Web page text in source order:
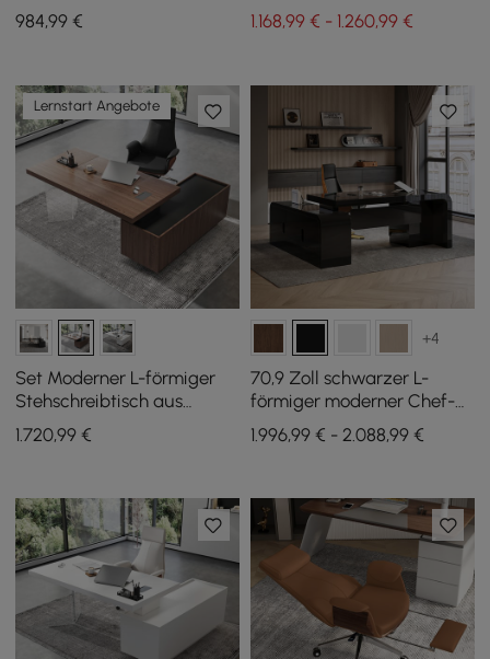
984,99 €
Schreibtischstuhl aus
Leder, 1800 mm, industriell
1.168,99 € - 1.260,99 €
Lernstart Angebote
Set Moderner L-förmiger
Stehschreibtisch aus
Nussbaumholz und
verstellbarem
(71,5 Zoll)
1.720,99 €
+4
70,9 Zoll schwarzer L-
förmiger moderner Chef-
Schreibtisch für rechte
Hand und verstellbarer
1.996,99 € - 2.088,99 €